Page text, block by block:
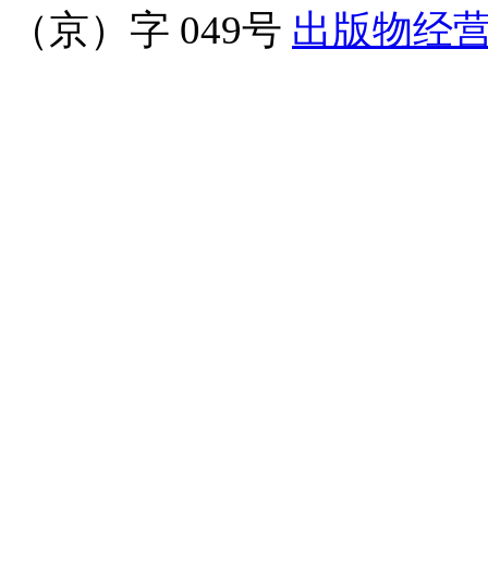
（京）字 049号 出版物经